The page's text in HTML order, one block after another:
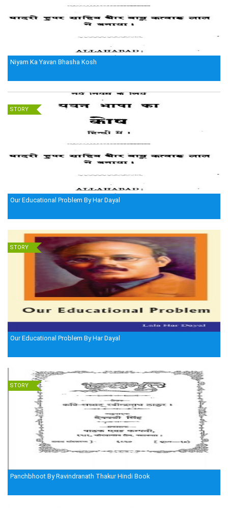
Niyam Ka Yavan Bhasha Kosh
STORY
Our Educational Problem By Har Dayal
STORY
Our Educational Problem By Har Dayal
STORY
Panchbhoot By Ravindranath Thakur Hindi Book